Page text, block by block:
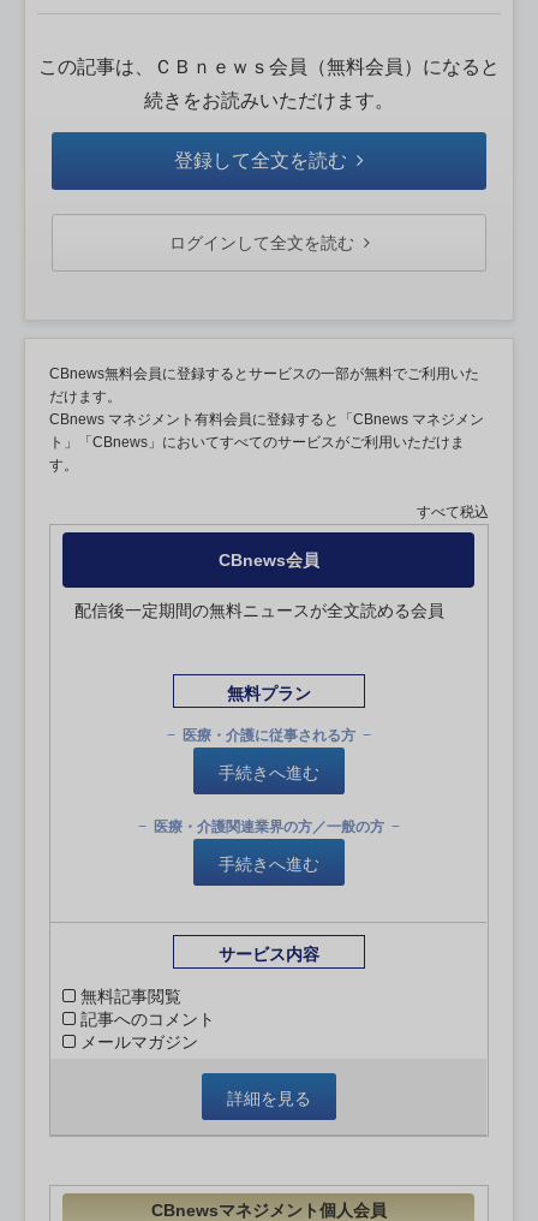
この記事は、ＣＢｎｅｗｓ会員（無料会員）になると
続きをお読みいただけます。
登録して全文を読む
ログインして全文を読む
CBnews無料会員に登録するとサービスの一部が無料でご利用いた
だけます。
CBnews マネジメント有料会員に登録すると「CBnews マネジメン
ト」「CBnews」においてすべてのサービスがご利用いただけま
す。
すべて税込
CBnews会員
配信後一定期間の無料ニュースが全文読める会員
無料プラン
医療・介護に従事される方
手続きへ進む
医療・介護関連業界の方／一般の方
手続きへ進む
サービス内容
無料記事閲覧
記事へのコメント
メールマガジン
詳細を見る
CBnewsマネジメント個人会員